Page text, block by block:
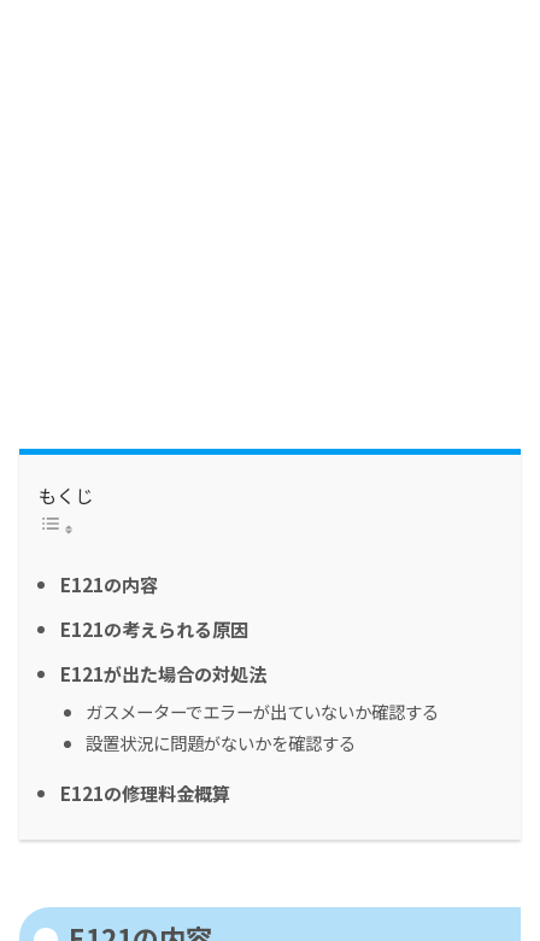
もくじ
E121の内容
E121の考えられる原因
E121が出た場合の対処法
ガスメーターでエラーが出ていないか確認する
設置状況に問題がないかを確認する
E121の修理料金概算